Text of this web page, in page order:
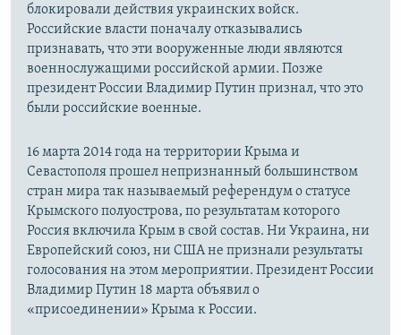
блокировали действия украинских войск.
Российские власти поначалу отказывались
признавать, что эти вооруженные люди являются
военнослужащими российской армии. Позже
президент России Владимир Путин признал, что это
были российские военные.
16 марта 2014 года на территории Крыма и
Севастополя прошел непризнанный большинством
стран мира так называемый референдум о статусе
Крымского полуострова, по результатам которого
Россия включила Крым в свой состав. Ни Украина, ни
Европейский союз, ни США не признали результаты
голосования на этом мероприятии. Президент России
Владимир Путин 18 марта объявил о
«присоединении» Крыма к России.